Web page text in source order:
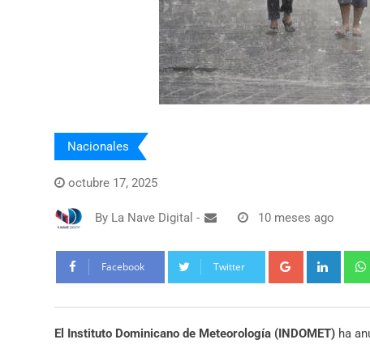
Nacionales
octubre 17, 2025
By La Nave Digital - 10 meses ago
Facebook Twitter Google+
El Instituto Dominicano de Meteorología (INDOMET) ha